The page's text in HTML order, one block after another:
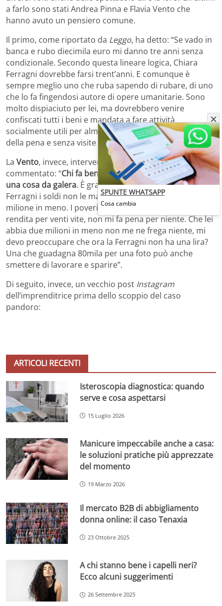
a farlo sono stati Andrea Pinna e Flavia Vento che
hanno avuto un pensiero comune.
Il primo, come riportato da Leggo, ha detto: “Se vado in
banca e rubo diecimila euro mi danno tre anni senza
condizionale. Secondo questa lineare logica, Chiara
Ferragni dovrebbe farsi trent’anni. E comunque è
sempre meglio uno che ruba sapendo di rubare, di uno
che lo fa fingendosi autore di opere umanitarie. Sono
molto dispiaciuto per lei, ma dovrebbero venire
confiscati tutti i beni e mandata a fare attività
socialmente utili per almeno due decadi. Senza sconto
della pena e senza visite parentali. The end”.
La Vento, invece, intervenuta a Turchesando, ha
commentato: “Chi fa beneficenza e poi non da i soldi è
una cosa da galera. È grave e credo che a Chiara
Ferragni i soldi non le manchino, un milione in più o un
milione in meno. I poveri sono in Africa, lei camperà di
rendita per venti vite, non mi fa pena per niente. Che lei
abbia due milioni in meno non me ne frega niente, mi
devo preoccupare che ora la Ferragni non ha una lira?
Una che guadagna 80mila per una foto può anche
smettere di lavorare e sparire”.
Di seguito, invece, un vecchio post Instagram
dell’imprenditrice prima dello scoppio del caso
pandoro:
ARTICOLI RECENTI
Isteroscopia diagnostica: quando
serve e cosa aspettarsi
15 Luglio 2026
Manicure impeccabile anche a casa:
le soluzioni pratiche più apprezzate
del momento
19 Marzo 2026
Il mercato B2B di abbigliamento
donna online: il caso Tenaxia
23 Ottobre 2025
A chi stanno bene i capelli neri?
Ecco alcuni suggerimenti
26 Settembre 2025
SPUNTE WHATSAPP
Cosa cambia